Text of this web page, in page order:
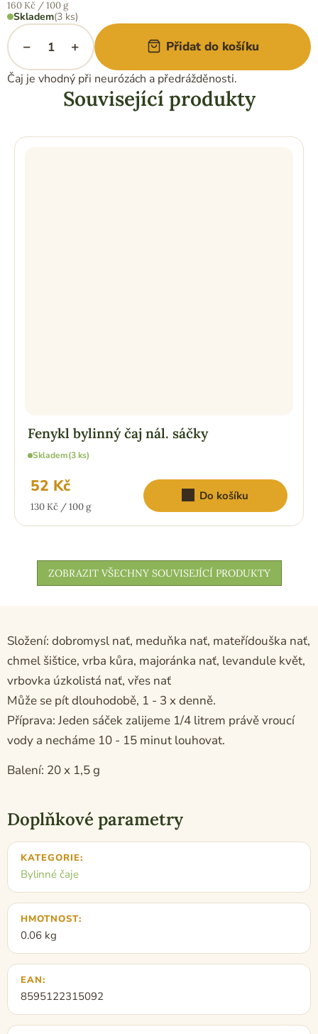
Měrná
cena:
160 Kč / 100 g
Skladem(3 ks)
+
− Přidat do košíku
Čaj je vhodný při neurózách a předrážděnosti.
Související produkty
Fenykl bylinný čaj nál. sáčky
Skladem(3 ks)
52 Kč
Měrná
130 Kč / 100 g
Do košíku
ZOBRAZIT VŠECHNY SOUVISEJÍCÍ PRODUKTY
Složení: dobromysl nať, meduňka nať, mateřídouška nať,
chmel šištice, vrba kůra, majoránka nať, levandule květ,
vrbovka úzkolistá nať, vřes nať
Může se pít dlouhodobě, 1 - 3 x denně.
Příprava: Jeden sáček zalijeme 1/4 litrem právě vroucí
vody a necháme 10 - 15 minut louhovat.
Balení: 20 x 1,5 g
Doplňkové parametry
KATEGORIE:
Bylinné čaje
HMOTNOST:
0.06 kg
EAN:
8595122315092